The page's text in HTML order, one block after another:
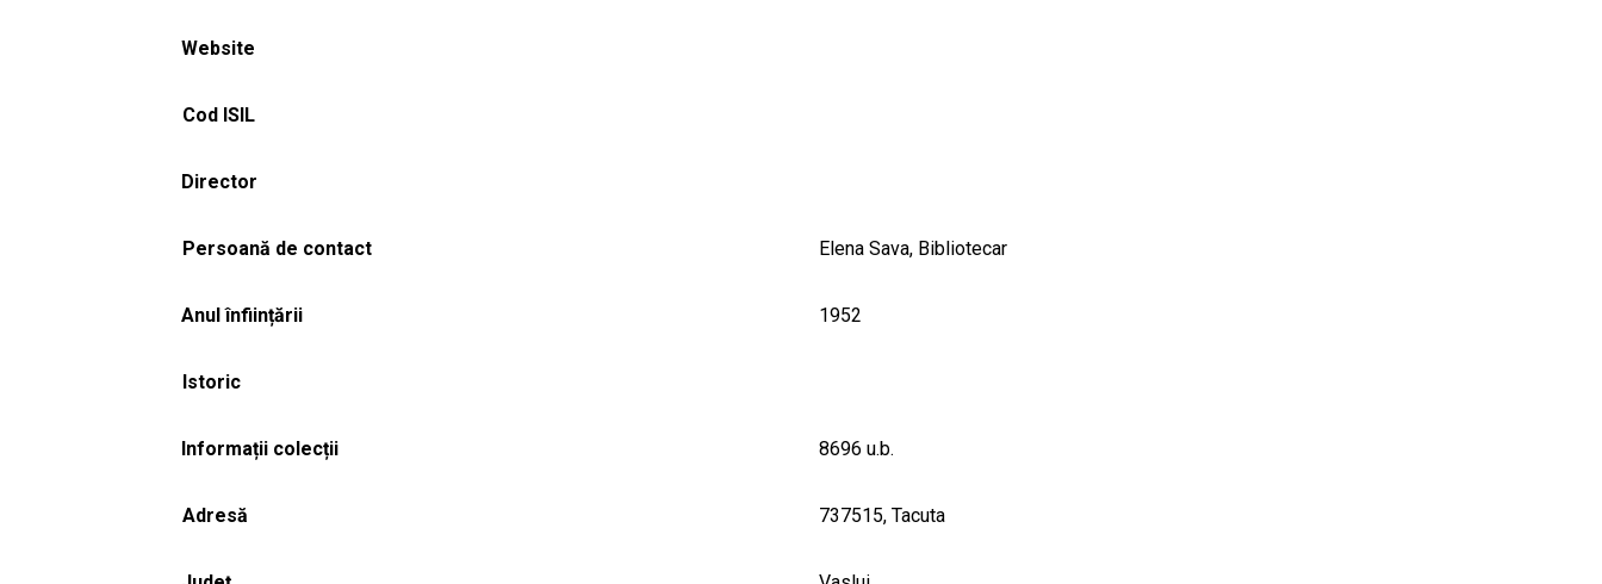
Website
Cod ISIL
Director
Persoană de contact Elena Sava, Bibliotecar
Anul înființării 1952
Istoric
Informații colecții 8696 u.b.
Adresă 737515, Tacuta